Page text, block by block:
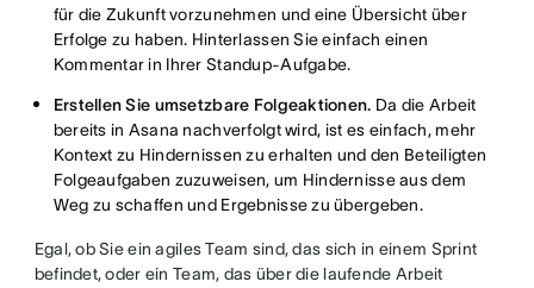
für die Zukunft vorzunehmen und eine Übersicht über
Erfolge zu haben. Hinterlassen Sie einfach einen
Kommentar in Ihrer Standup-Aufgabe.
Erstellen Sie umsetzbare Folgeaktionen. Da die Arbeit
bereits in Asana nachverfolgt wird, ist es einfach, mehr
Kontext zu Hindernissen zu erhalten und den Beteiligten
Folgeaufgaben zuzuweisen, um Hindernisse aus dem
Weg zu schaffen und Ergebnisse zu übergeben.
Egal, ob Sie ein agiles Team sind, das sich in einem Sprint
befindet, oder ein Team, das über die laufende Arbeit